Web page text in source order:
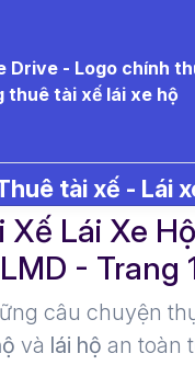
tài xế - Lái
Xế Lái Xe
| LMD - Trang
câu chuyện
và lái hộ an toàn